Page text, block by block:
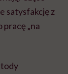
satysfakcję z
pracę „na